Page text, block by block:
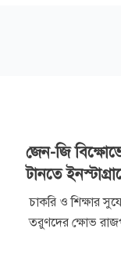
জেন-জি
টানতে
চাকরি ও শিক্ষার
তরুণদের ক্ষোভ
তরুণদের মন জয়ে